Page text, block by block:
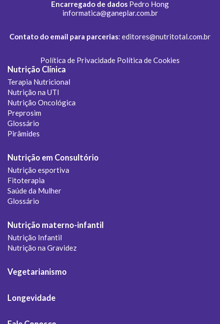
Encarregado de dados Pedro Hong
informatica@ganeplar.com.br
Contato do email para parcerias: editores@nutritotal.com.br
Política de Privacidade Política de Cookies
Nutrição Clínica
Terapia Nutricional
Nutrição na UTI
Nutrição Oncológica
Preprosim
Glossário
Pirâmides
Nutrição em Consultório
Nutrição esportiva
Fitoterapia
Saúde da Mulher
Glossário
Nutrição materno-infantil
Nutrição Infantil
Nutrição na Gravidez
Vegetarianismo
Longevidade